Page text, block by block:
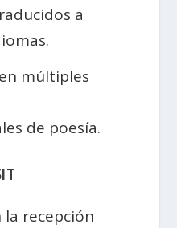
a
múltiples
de poesía.
la recepción